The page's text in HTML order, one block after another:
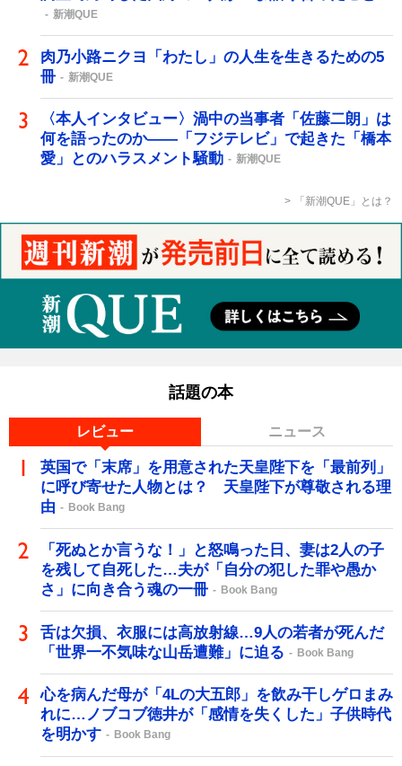
新潮QUE
肉乃小路ニクヨ「わたし」の人生を生きるための5
冊
新潮QUE
〈本人インタビュー〉渦中の当事者「佐藤二朗」は
何を語ったのか――「フジテレビ」で起きた「橋本
愛」とのハラスメント騒動
新潮QUE
「新潮QUE」とは？
話題の本
レビュー ニュース
英国で「末席」を用意された天皇陛下を「最前列」
に呼び寄せた人物とは？ 天皇陛下が尊敬される理
由
Book Bang
「死ぬとか言うな！」と怒鳴った日、妻は2人の子
を残して自死した…夫が「自分の犯した罪や愚か
さ」に向き合う魂の一冊
Book Bang
舌は欠損、衣服には高放射線…9人の若者が死んだ
「世界一不気味な山岳遭難」に迫る
Book Bang
心を病んだ母が「4Lの大五郎」を飲み干しゲロまみ
れに…ノブコブ徳井が「感情を失くした」子供時代
を明かす
Book Bang